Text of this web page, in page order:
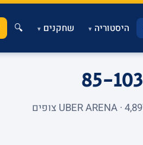
היסטוריה▾ שחקנים▾
🔍
85-103